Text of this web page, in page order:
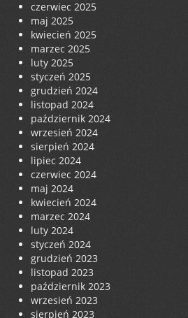
czerwiec 2025
maj 2025
kwiecień 2025
marzec 2025
luty 2025
styczeń 2025
grudzień 2024
listopad 2024
październik 2024
wrzesień 2024
sierpień 2024
lipiec 2024
czerwiec 2024
maj 2024
kwiecień 2024
marzec 2024
luty 2024
styczeń 2024
grudzień 2023
listopad 2023
październik 2023
wrzesień 2023
sierpień 2023